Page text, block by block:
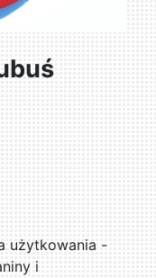
użytkowania -
i